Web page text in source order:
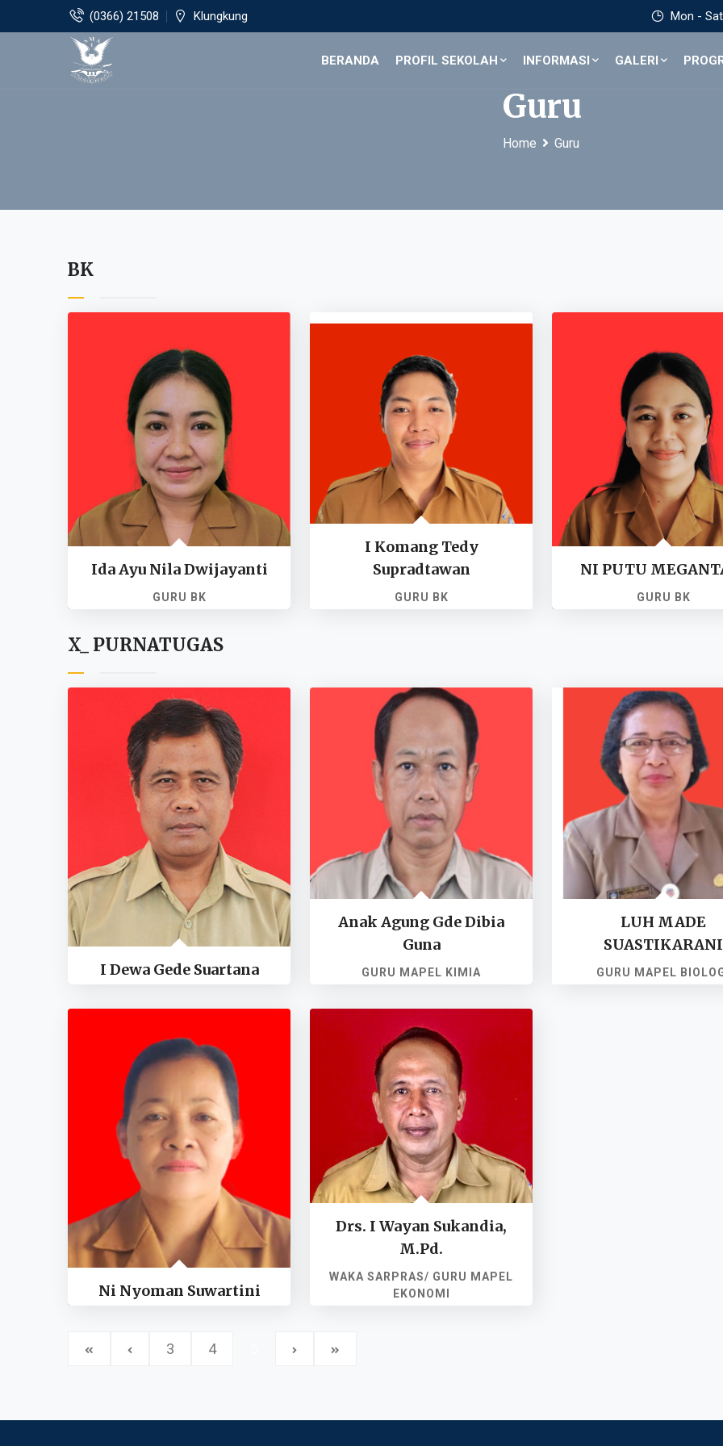
(0366) 21508 Klungkung Mon -
BERANDA PROFIL SEKOLAH INFORMASI GALERI
Guru
Home Guru
BK
Ida Ayu Nila Dwijayanti
GURU BK
I Komang Tedy
Supradtawan
GURU BK
NI PUTU
GURU BK
X_ PURNATUGAS
I Dewa Gede Suartana
Anak Agung Gde Dibia
Guna
GURU MAPEL KIMIA
NIP. 19651231198901
LUH MADE
SUASTIKARANI
GURU MAPEL
Ni Nyoman Suwartini
Drs. I Wayan Sukandia,
M.Pd.
WAKA SARPRAS/ GURU MAPEL
EKONOMI
3 4